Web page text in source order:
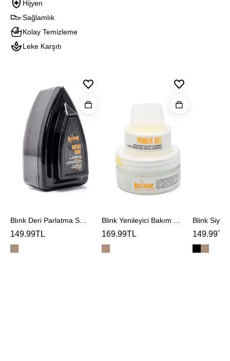
Hijyen
Sağlamlık
Kolay Temizleme
Leke Karşıtı
Parlatma
Sungerı
Blınk Deri Parlatma Sungerı
149.99TL
Blink Yenileyici Bakım Jeli
169.99TL
Blink
149.99TL